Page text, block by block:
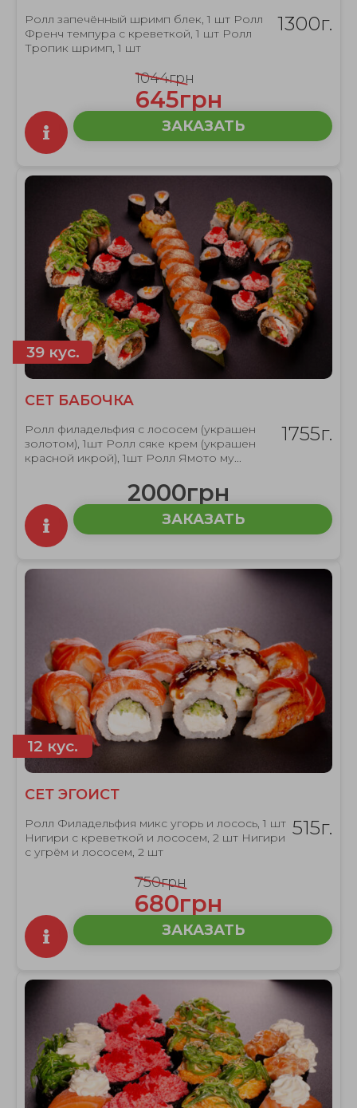
Ролл запечённый шримп блек, 1 шт Ролл
Френч темпура с креветкой, 1 шт Ролл
Тропик шримп, 1 шт
1300г.
1044грн
645грн
ЗАКАЗАТЬ
39 кус.
СЕТ БАБОЧКА
Ролл филадельфия с лососем (украшен
золотом), 1шт Ролл сяке крем (украшен
красной икрой), 1шт Ролл Ямото му...
1755г.
2000грн
ЗАКАЗАТЬ
12 кус.
СЕТ ЭГОИСТ
Ролл Филадельфия микс угорь и лосось, 1 шт
Нигири с креветкой и лососем, 2 шт Нигири
с угрём и лососем, 2 шт
515г.
750грн
680грн
ЗАКАЗАТЬ